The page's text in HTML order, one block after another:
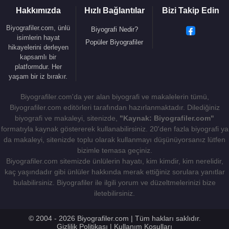
"Yahudi hamamı"nın bulunduğuİstanbul'un
çevresindeki külliyeyi inşa ettirdi. Külliyenin inşaatı,
Nurbanu'nun 7 Aralık 1583'teki vefatından hemen
önce, 1583 yılı sonunda tamamlanarak hizmete
açılmıştır. Atik Valide Külliyesi, cami, medrese,
okulları, aşevi, hastane ve hamamdan oluşuyor.
Nurbanu Sultan,İstanbul 'da Mercan, Alemdağ ve
Langa'da yaptırdığı imaret ve hamam da yaptırmış,
bir külliyeye kütüphane yaptıran ilk Osmanlı kadını
olmuştur. Bu cami ve külliyenin inşası sırasında
ihtiyaç duyulan taş, İznik ve Gelibolu gibi İstanbul'a
yakın yerlerden, ahşap Sapanca ve İznik'ten temin
2011-2014 yılları arasında yayınlananMuhteşem
Hakkımızda
Biyografiler.com, ünlü
isimlerin hayat
hikayelerini derleyen
kapsamlı bir
platformdur. Her
yaşam bir iz bırakır.
Hızlı Bağlantılar
Biyografi Nedir?
Popüler Biyografiler
Bizi Takip Edin
Biyografiler.com'da yer alan biyografi ve makalelerin tümü,
Biyografiler.com editörleri tarafından hazırlanmaktadır. Dilediğiniz
biyografi ve makaleyi, sitenizde, "Kaynak: Biyografiler.com"
formatıyla kaynak göstererek kullanabilirsiniz. 20'den fazla biyografi ya
da makaleyi, sitenizde toplu olarak kullanmayı düşünüyorsanız lütfen
bizimle temasa geçiniz.
Biyografiler.com sitemizde ünlülerin hayatı, kim kimdir, kim nerelidir,
kaç yaşındadır gibi ünlüler hakkında merak ettiğiniz sorulara yanıtlar
bulabilirsiniz. Biyografiler ile ilgili yorum ve düzeltmelerinizi bize
iletebilirsiniz.
© 2004 - 2026 Biyografiler.com | Tüm hakları saklıdır.
Gizlilik Politikası | Kullanım Koşulları